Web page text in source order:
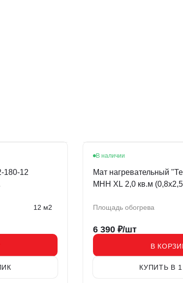
180-12
12 м2
В наличии
Мат нагревательный
МНН XL 2,0 кв.м
Площадь обогрева
6 390 ₽/шт
В
КУПИТЬ В